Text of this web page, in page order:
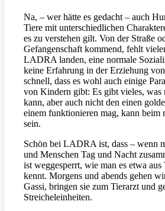
Na, – wer hätte es gedacht – auch
Tiere mit unterschiedlichen
es zu verstehen gilt. Von der Straße
Gefangenschaft kommend, fehlt
LADRA landen, eine normale
keine Erfahrung in der Erziehung
schnell, dass es wohl auch einige
von Kindern gibt: Es gibt vieles, was
kann, aber auch nicht den einen
einem funktionieren mag, kann beim
sein.
Schön bei LADRA ist, dass – wenn
und Menschen Tag und Nacht
ist weggesperrt, wie man es etwa
kennt. Morgens und abends gehen
Gassi, bringen sie zum Tierarzt und
Streicheleinheiten.